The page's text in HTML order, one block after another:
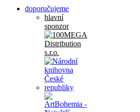
doporučujeme
hlavní
sponzor